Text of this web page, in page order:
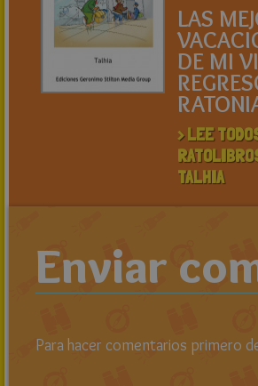
LAS
DE MI
> LEE
TALHIA
Enviar
Para hacer comentarios primero